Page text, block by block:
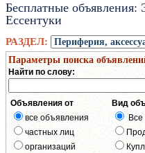
Бесплатные
Ессентуки
РАЗДЕЛ:
Параметры поиска
Найти по слову:
Объявления от
все объявления
частных лиц
организаций
Вид
Все